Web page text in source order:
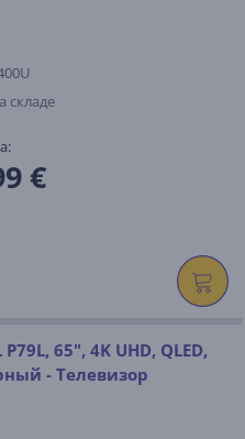
складе
€
P79L, 65", 4K UHD, QLED,
- Телевизор